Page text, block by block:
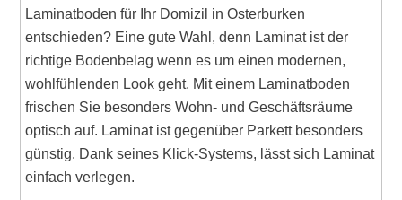
Laminatboden für Ihr Domizil in Osterburken
entschieden? Eine gute Wahl, denn Laminat ist der
richtige Bodenbelag wenn es um einen modernen,
wohlfühlenden Look geht. Mit einem Laminatboden
frischen Sie besonders Wohn- und Geschäftsräume
optisch auf. Laminat ist gegenüber Parkett besonders
günstig. Dank seines Klick-Systems, lässt sich Laminat
einfach verlegen.